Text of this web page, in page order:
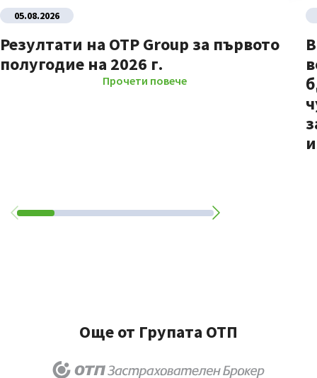
05.08.2026
Резултати на OTP Group за първото
полугодие на 2026 г.
Прочети повече
Още от Групата ОТП